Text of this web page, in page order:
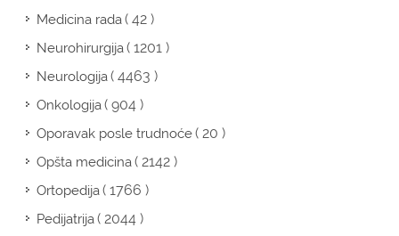
Medicina rada( 42 )
Neurohirurgija( 1201 )
Neurologija( 4463 )
Onkologija( 904 )
Oporavak posle trudnoće( 20 )
Opšta medicina( 2142 )
Ortopedija( 1766 )
Pedijatrija( 2044 )